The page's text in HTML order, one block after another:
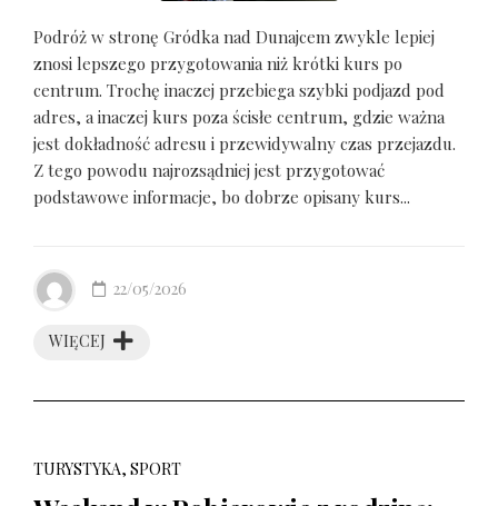
Podróż w stronę Gródka nad Dunajcem zwykle lepiej
znosi lepszego przygotowania niż krótki kurs po
centrum. Trochę inaczej przebiega szybki podjazd pod
adres, a inaczej kurs poza ścisłe centrum, gdzie ważna
jest dokładność adresu i przewidywalny czas przejazdu.
Z tego powodu najrozsądniej jest przygotować
podstawowe informacje, bo dobrze opisany kurs...
WIĘCEJ
22/05/2026
TURYSTYKA, SPORT